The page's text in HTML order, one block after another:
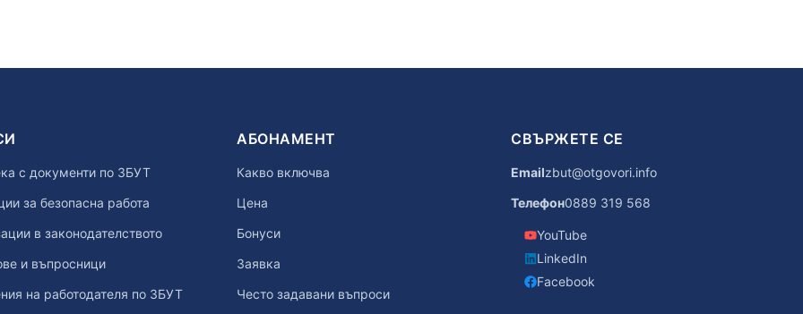
с документи по ЗБУТ
за безопасна работа
в законодателството
и въпросници
на работодателя по ЗБУТ
АБОНАМЕНТ
Какво включва
Цена
Бонуси
Заявка
Често задавани въпроси
СВЪРЖЕТЕ СЕ
Emailzbut@otgovori.info
Телефон0889 319 568
YouTube
LinkedIn
Facebook